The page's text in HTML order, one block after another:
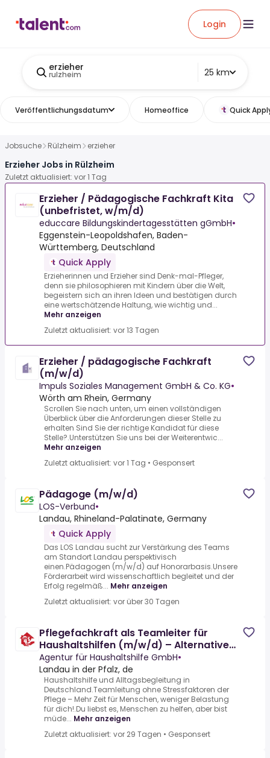
Login
erzieher
rulzheim 25 km
Veröffentlichungsdatum Homeoffice Quick
Jobsuche Rülzheim erzieher
Erzieher Jobs in Rülzheim
Zuletzt aktualisiert: vor 1 Tag
Erzieher / Pädagogische Fachkraft Kita
(unbefristet, w/m/d)
educcare Bildungskindertagesstätten gGmbH•
Eggenstein-Leopoldshafen, Baden-
Württemberg, Deutschland
Quick Apply
Erzieherinnen und Erzieher sind Denk-mal-Pfleger,
denn sie philosophieren mit Kindern über die Welt,
begeistern sich an ihren Ideen und bestätigen durch
eine wertschätzende Haltung, wie wichtig und...
Mehr anzeigen
Zuletzt aktualisiert: vor 13 Tagen
Erzieher / pädagogische Fachkraft
(m/w/d)
Impuls Soziales Management GmbH & Co. KG•
Wörth am Rhein, Germany
Scrollen Sie nach unten, um einen vollständigen
Überblick über die Anforderungen dieser Stelle zu
erhalten Sind Sie der richtige Kandidat für diese
Stelle?.Unterstützen Sie uns bei der Weiterentwic...
Mehr anzeigen
Zuletzt aktualisiert: vor 1 Tag • Gesponsert
Pädagoge (m/w/d)
LOS-Verbund•
Landau, Rhineland-Palatinate, Germany
Quick Apply
Das LOS Landau sucht zur Verstärkung des Teams
am Standort Landau perspektivisch
einen.Pädagogen (m/w/d) auf Honorarbasis.Unsere
Förderarbeit wird wissenschaftlich begleitet und der
Erfolg regelmäß... Mehr anzeigen
Zuletzt aktualisiert: vor über 30 Tagen
Pflegefachkraft als Teamleiter für
Haushaltshilfen (m/w/d) – Alternative
zur Pflege
Agentur für Haushaltshilfe GmbH•
Landau in der Pfalz, de
Haushaltshilfe und Alltagsbegleitung in
Deutschland.Teamleitung ohne Stressfaktoren der
Pflege – Mehr Zeit für Menschen, weniger Belastung
für dich!.Du liebst es, Menschen zu helfen, aber bist
müde... Mehr anzeigen
Zuletzt aktualisiert: vor 29 Tagen • Gesponsert